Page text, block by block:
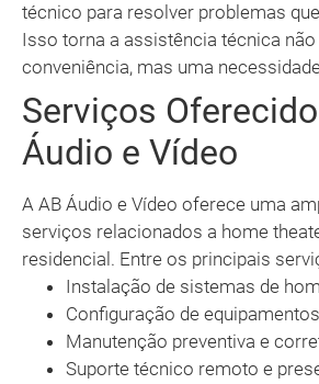
técnico para resolver problemas
Isso torna a assistência técnica não
conveniência, mas uma
Serviços
Áudio e Vídeo
A AB Áudio e Vídeo oferece uma
serviços relacionados a home
residencial. Entre os principais
Instalação de sistemas de
Configuração de
Manutenção preventiva e
Suporte técnico remoto e